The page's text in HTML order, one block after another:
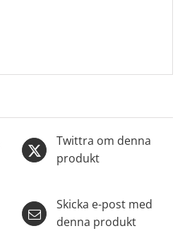
Twittra om denna
produkt
Skicka e-post med
denna produkt